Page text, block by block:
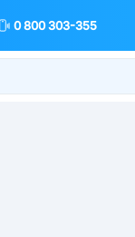
0 800 303-355